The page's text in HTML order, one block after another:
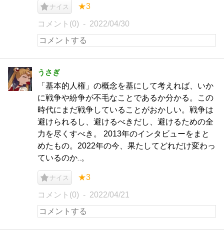
ナイス ★3
コメント(0) 2022/04/30
うさぎ
「基本的人権」の概念を基にして考えれば、いか
に戦争や紛争が不毛なことであるか分かる。この
時代にまだ戦争していることがおかしい。戦争は
避けられるし、避けるべきだし、避けるための全
力を尽くすべき。 2013年のインタビューをまと
めたもの。2022年の今、果たしてどれだけ変わっ
ているのか‥。
ナイス ★3
コメント(0) 2022/04/21